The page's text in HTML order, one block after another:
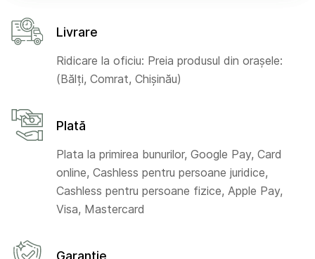
Livrare
Ridicare la oficiu: Preia produsul din orașele:
(Bălți, Comrat, Chișinău)
Plată
Plata la primirea bunurilor, Google Pay, Card
online, Cashless pentru persoane juridice,
Cashless pentru persoane fizice, Apple Pay,
Visa, Mastercard
Garanție